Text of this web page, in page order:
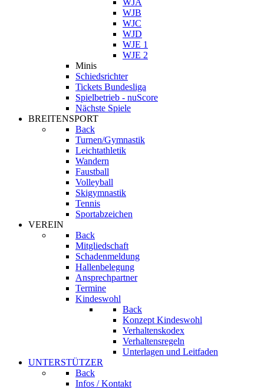
WJA
WJB
WJC
WJD
WJE 1
WJE 2
Minis
Schiedsrichter
Tickets Bundesliga
Spielbetrieb - nuScore
Nächste Spiele
BREITENSPORT
Back
Turnen/Gymnastik
Leichtathletik
Wandern
Faustball
Volleyball
Skigymnastik
Tennis
Sportabzeichen
VEREIN
Back
Mitgliedschaft
Schadenmeldung
Hallenbelegung
Ansprechpartner
Termine
Kindeswohl
Back
Konzept Kindeswohl
Verhaltenskodex
Verhaltensregeln
Unterlagen und Leitfaden
UNTERSTÜTZER
Back
Infos / Kontakt